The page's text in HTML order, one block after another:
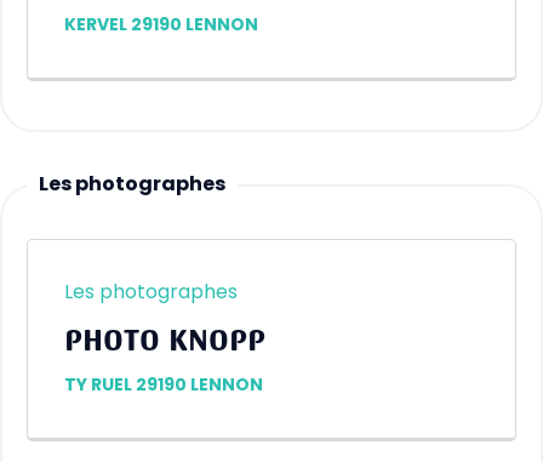
KERVEL 29190 LENNON
Les photographes
Les photographes
PHOTO KNOPP
TY RUEL 29190 LENNON